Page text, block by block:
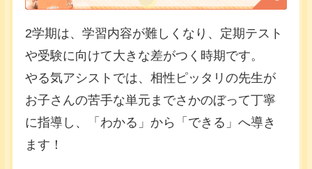
2学期は、学習内容が難しくなり、定期テスト
や受験に向けて大きな差がつく時期です。
やる気アシストでは、相性ピッタリの先生が
お子さんの苦手な単元までさかのぼって丁寧
に指導し、「わかる」から「できる」へ導き
ます！